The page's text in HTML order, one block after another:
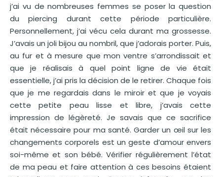
j’ai vu de nombreuses femmes se poser la question
du piercing durant cette période particulière.
Personnellement, j’ai vécu cela durant ma grossesse.
J’avais un joli bijou au nombril, que j’adorais porter. Puis,
au fur et à mesure que mon ventre s’arrondissait et
que je réalisais à quel point ligne de vie était
essentielle, j’ai pris la décision de le retirer. Chaque fois
que je me regardais dans le miroir et que je voyais
cette petite peau lisse et libre, j’avais cette
impression de légèreté. Je savais que ce sacrifice
était nécessaire pour ma santé. Garder un œil sur les
changements corporels est un geste d’amour envers
soi-même et son bébé. Vérifier régulièrement l’état
de ma peau et faire attention à ces besoins étaient